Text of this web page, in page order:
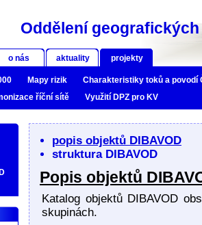
Oddělení
o nás aktuality projekty
Mapy rizik
Charakteristiky toků a povodí
říční sítě Využití DPZ pro KV
popis objektů DIBAVOD
struktura DIBAVOD
Popis objektů
Katalog objektů DIBAVOD
skupinách.